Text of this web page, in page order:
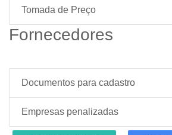
Tomada de Preço
Fornecedores
Documentos para cadastro
Empresas penalizadas